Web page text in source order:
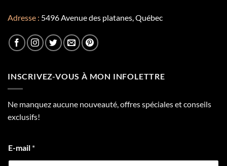
Adresse : 5496 Avenue des platanes, Québec
INSCRIVEZ-VOUS À MON INFOLETTRE
Ne manquez aucune nouveauté, offres spéciales et conseils
exclusifs!
E-mail *